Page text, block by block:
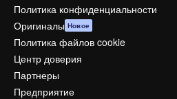
Политика конфиденциальности
Оригиналы Новое
Политика файлов cookie
Центр доверия
Партнеры
Предприятие